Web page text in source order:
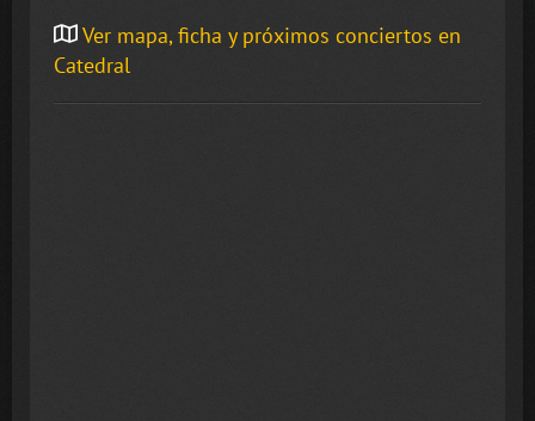
Ver mapa, ficha y próximos conciertos en
Catedral